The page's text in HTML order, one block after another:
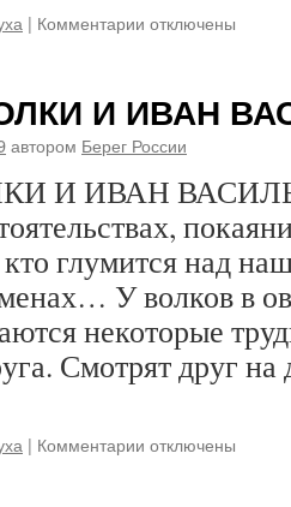
| Комментарии к
пострадал
приморский
Алексей
настоятель
храма
Иверской
иконы
Божией
Матери
в
Просим
отключены
И ИВАН
автором Берег России
И ИВАН
глумится над
У волков в
некоторые
Смотрят друг
| Комментарии котключены